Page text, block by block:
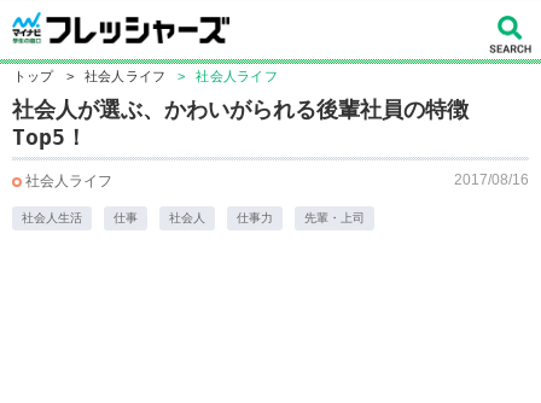
トップ > 社会人ライフ > 社会人ライフ
社会人が選ぶ、かわいがられる後輩社員の特徴
Top5！
社会人ライフ 2017/08/16
社会人生活 仕事 社会人 仕事力 先輩・上司